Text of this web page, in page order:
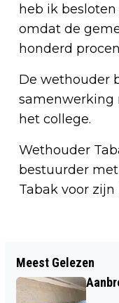
heb ik
omdat de
honderd
De wethouder
samenwerking
het college.
Wethouder
bestuurder
Tabak voor
GEMEENTE
Meest Gelezen